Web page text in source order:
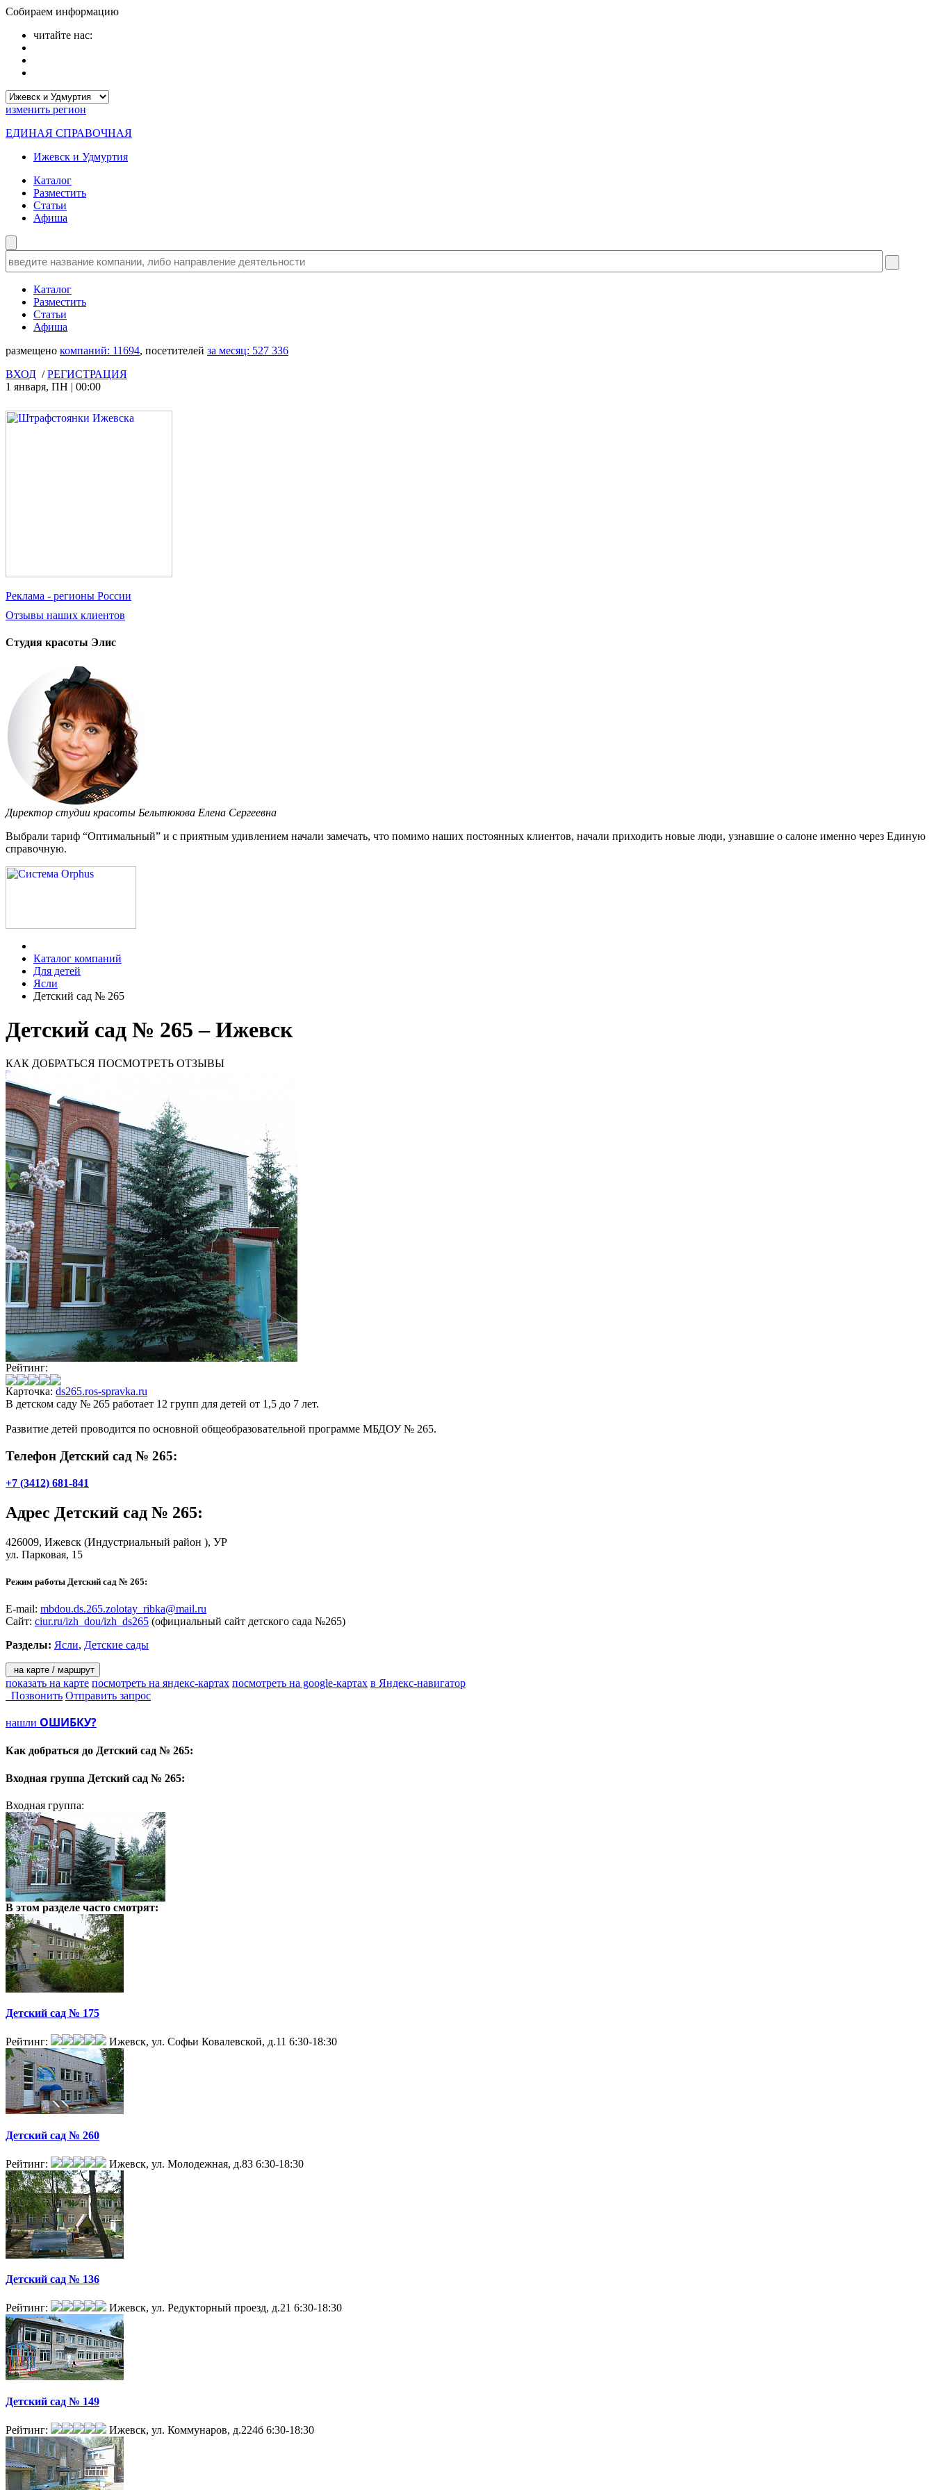
Собираем информацию
читайте нас:
изменить регион
ЕДИНАЯ СПРАВОЧНАЯ
Ижевск и Удмуртия
Каталог
Разместить
Статьи
Афиша
Каталог
Разместить
Статьи
Афиша
размещено компаний: 11694, посетителей за месяц: 527 336
ВХОД /РЕГИСТРАЦИЯ
1 января, ПН | 00:00
Реклама - регионы России
Отзывы наших клиентов
Студия красоты Элис
Директор студии красоты Бельтюкова Елена Сергеевна
Выбрали тариф “Оптимальный” и с приятным удивлением начали замечать, что помимо наших постоянных клиентов, начали приходить новые люди, узнавшие о салоне именно через Единую
справочную.
Каталог компаний
Для детей
Ясли
Детский сад № 265
Детский сад № 265 – Ижевск
КАК ДОБРАТЬСЯ ПОСМОТРЕТЬ ОТЗЫВЫ
Рейтинг:
Карточка: ds265.ros-spravka.ru
В детском саду № 265 работает 12 групп для детей от 1,5 до 7 лет.
Развитие детей проводится по основной общеобразовательной программе МБДОУ № 265.
Телефон Детский сад № 265:
+7 (3412) 681-841
Адрес Детский сад № 265:
426009, Ижевск (Индустриальный район ), УР
ул. Парковая, 15
Режим работы Детский сад № 265:
E-mail: mbdou.ds.265.zolotay_ribka@mail.ru
Сайт: ciur.ru/izh_dou/izh_ds265 (официальный сайт детского сада №265)
Разделы: Ясли, Детские сады
на карте / маршрут
показать на карте посмотреть на яндекс-картах посмотреть на google-картах в Яндекс-навигатор
Позвонить Отправить запрос
нашли ОШИБКУ?
Как добраться до Детский сад № 265:
Входная группа Детский сад № 265:
Входная группа:
В этом разделе часто смотрят:
Детский сад № 175
Рейтинг: Ижевск, ул. Софьи Ковалевской, д.11 6:30-18:30
Детский сад № 260
Рейтинг: Ижевск, ул. Молодежная, д.83 6:30-18:30
Детский сад № 136
Рейтинг: Ижевск, ул. Редукторный проезд, д.21 6:30-18:30
Детский сад № 149
Рейтинг: Ижевск, ул. Коммунаров, д.224б 6:30-18:30